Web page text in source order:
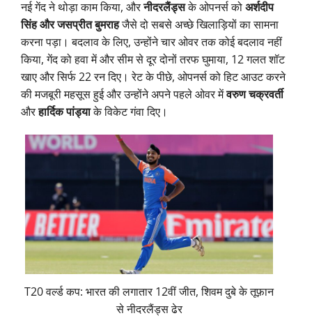
नई गेंद ने थोड़ा काम किया, औरनीदरलैंड्सके ओपनर्स कोअर्शदीप
सिंह और जसप्रीत बुमराहजैसे दो सबसे अच्छे खिलाड़ियों का सामना
करना पड़ा। बदलाव के लिए, उन्होंने चार ओवर तक कोई बदलाव नहीं
किया, गेंद को हवा में और सीम से दूर दोनों तरफ घुमाया, 12 गलत शॉट
खाए और सिर्फ 22 रन दिए। रेट के पीछे, ओपनर्स को हिट आउट करने
की मजबूरी महसूस हुई और उन्होंने अपने पहले ओवर मेंवरुण चक्रवर्ती
औरहार्दिक पांड्याके विकेट गंवा दिए।
T20 वर्ल्ड कप: भारत की लगातार 12वीं जीत, शिवम दुबे के तूफ़ान
से नीदरलैंड्स ढेर